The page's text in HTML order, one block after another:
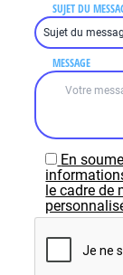
SUJET DU
MESSAGE
En
le cadre de